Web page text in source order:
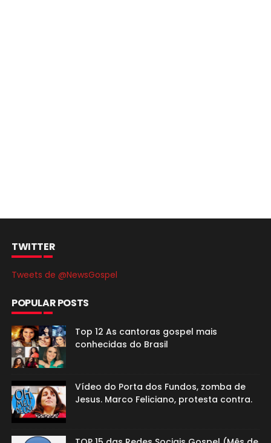
TWITTER
Tweets de @NewsGospel
POPULAR POSTS
Top 12 As cantoras gospel mais
conhecidas do Brasil
Vídeo do Porta dos Fundos, zomba de
Jesus. Marco Feliciano, protesta contra.